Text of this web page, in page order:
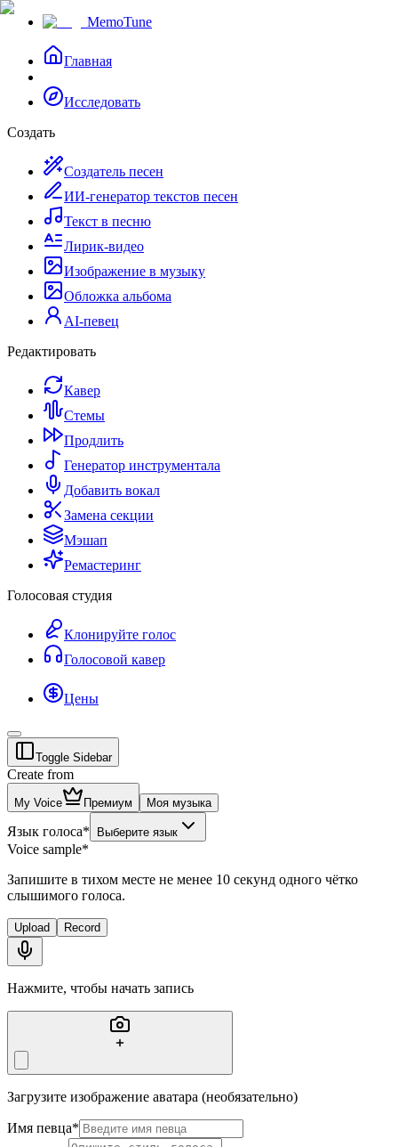
MemoTune
Главная
Исследовать
Создать
Создатель песен
ИИ-генератор текстов песен
Текст в песню
Лирик-видео
Изображение в музыку
Обложка альбома
AI-певец
Редактировать
Кавер
Стемы
Продлить
Генератор инструментала
Добавить вокал
Замена секции
Мэшап
Ремастеринг
Голосовая студия
Клонируйте голос
Голосовой кавер
Цены
Toggle Sidebar
Create from
My Voice Премиум Моя музыка
Язык голоса* Выберите язык
Voice sample*
Запишите в тихом месте не менее 10 секунд одного чётко
слышимого голоса.
Upload Record
Нажмите, чтобы начать запись
Загрузите изображение аватара (необязательно)
Имя певца*